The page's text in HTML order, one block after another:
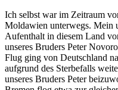
Ich selbst war im Zeitraum
Moldawien unterwegs. Mein
Aufenthalt in diesem Land
unseres Bruders Peter
Flug ging von Deutschland
aufgrund des Sterbefalls
unseres Bruders Peter